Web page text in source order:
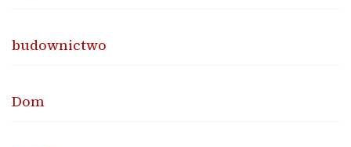
budownictwo
Dom